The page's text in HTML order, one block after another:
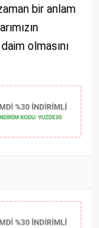
bir anlam
olmasını